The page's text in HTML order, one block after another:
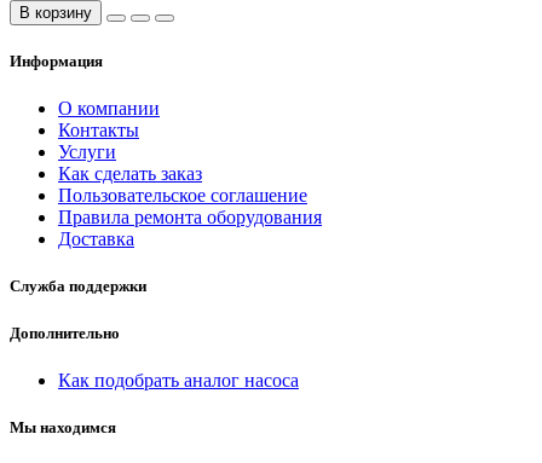
В корзину
Информация
О компании
Контакты
Услуги
Как сделать заказ
Пользовательское соглашение
Правила ремонта оборудования
Доставка
Служба поддержки
Дополнительно
Как подобрать аналог насоса
Мы находимся